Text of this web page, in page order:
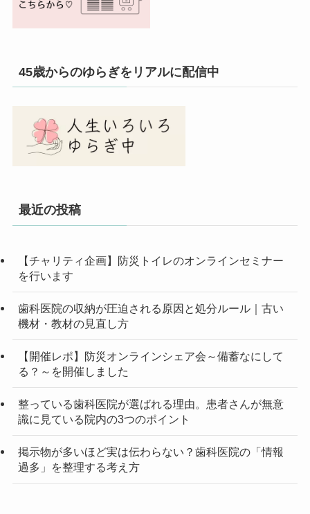
45歳からのゆらぎをリアルに配信中
最近の投稿
【チャリティ企画】防災トイレのオンラインセミナー
を行います
歯科医院の収納が圧迫される原因と処分ルール｜古い
機材・教材の見直し方
【開催レポ】防災オンラインシェア会～備蓄なにして
る？～を開催しました
整っている歯科医院が選ばれる理由。患者さんが無意
識に見ている院内の3つのポイント
掲示物が多いほど実は伝わらない？歯科医院の「情報
過多」を整理する考え方